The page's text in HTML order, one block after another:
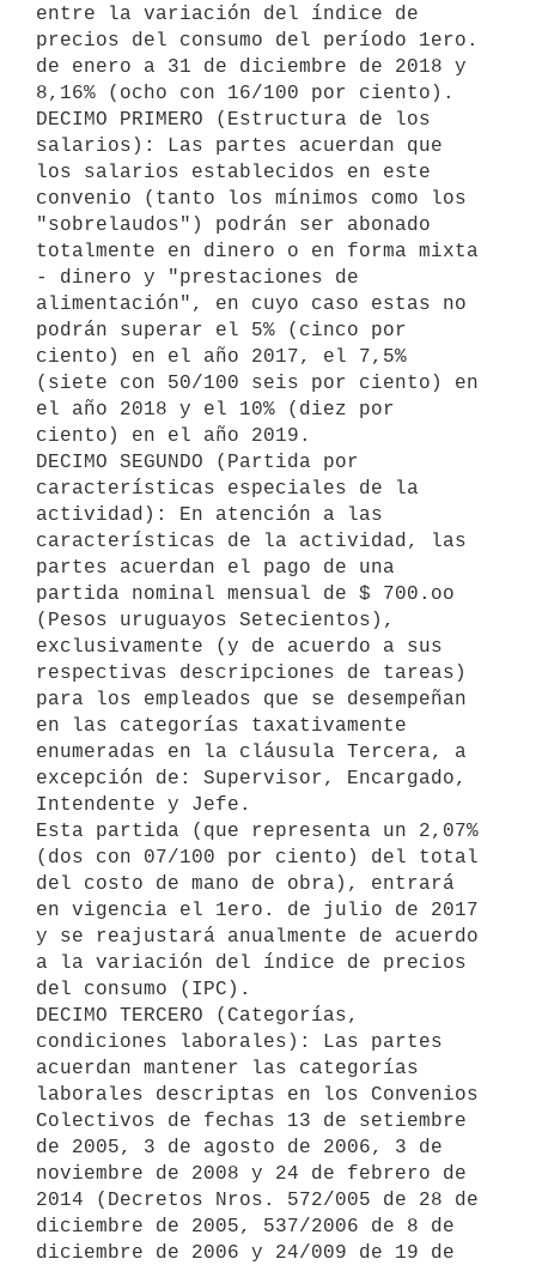
entre la variación del índice de
precios del consumo del período 1ero.
de enero a 31 de diciembre de 2018 y
8,16% (ocho con 16/100 por ciento).
DECIMO PRIMERO (Estructura de los
salarios): Las partes acuerdan que
los salarios establecidos en este
convenio (tanto los mínimos como los
"sobrelaudos") podrán ser abonado
totalmente en dinero o en forma mixta
- dinero y "prestaciones de
alimentación", en cuyo caso estas no
podrán superar el 5% (cinco por
ciento) en el año 2017, el 7,5%
(siete con 50/100 seis por ciento) en
el año 2018 y el 10% (diez por
ciento) en el año 2019.
DECIMO SEGUNDO (Partida por
características especiales de la
actividad): En atención a las
características de la actividad, las
partes acuerdan el pago de una
partida nominal mensual de $ 700.oo
(Pesos uruguayos Setecientos),
exclusivamente (y de acuerdo a sus
respectivas descripciones de tareas)
para los empleados que se desempeñan
en las categorías taxativamente
enumeradas en la cláusula Tercera, a
excepción de: Supervisor, Encargado,
Intendente y Jefe.
Esta partida (que representa un 2,07%
(dos con 07/100 por ciento) del total
del costo de mano de obra), entrará
en vigencia el 1ero. de julio de 2017
y se reajustará anualmente de acuerdo
a la variación del índice de precios
del consumo (IPC).
DECIMO TERCERO (Categorías,
condiciones laborales): Las partes
acuerdan mantener las categorías
laborales descriptas en los Convenios
Colectivos de fechas 13 de setiembre
de 2005, 3 de agosto de 2006, 3 de
noviembre de 2008 y 24 de febrero de
2014 (Decretos Nros. 572/005 de 28 de
diciembre de 2005, 537/2006 de 8 de
diciembre de 2006 y 24/009 de 19 de